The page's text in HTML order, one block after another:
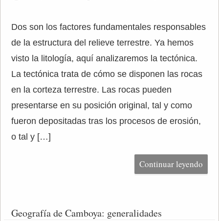
Dos son los factores fundamentales responsables
de la estructura del relieve terrestre. Ya hemos
visto la litología, aquí analizaremos la tectónica.
La tectónica trata de cómo se disponen las rocas
en la corteza terrestre. Las rocas pueden
presentarse en su posición original, tal y como
fueron depositadas tras los procesos de erosión,
o tal y […]
Continuar leyendo
Geografía de Camboya: generalidades